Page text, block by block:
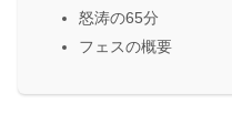
怒涛の65分
フェスの概要